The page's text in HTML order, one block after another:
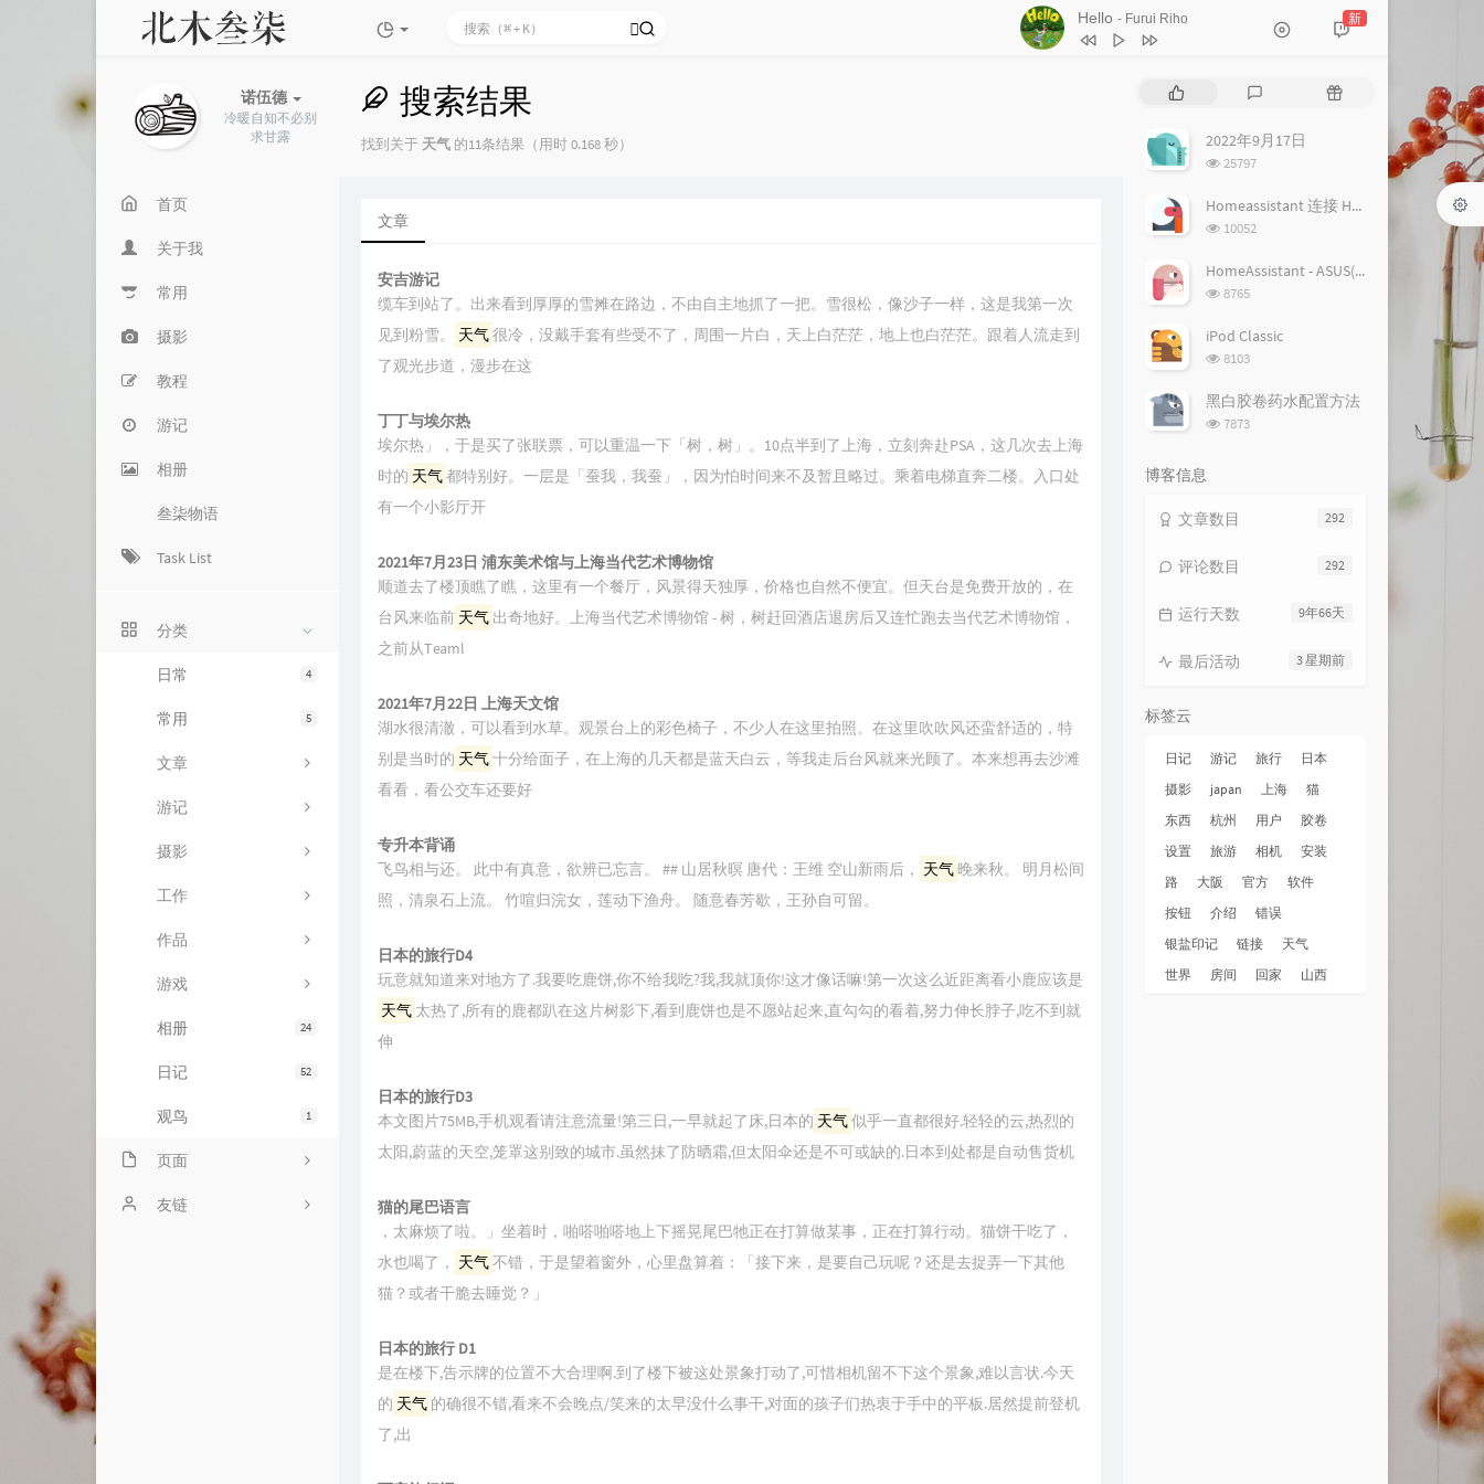
Hello - Furui Riho 新
诺伍德
冷暖自知不必别
求甘露
首页
关于我
常用
摄影
教程
游记
相册
叁柒物语
Task List
分类
4
日常
5
常用
文章
游记
摄影
工作
作品
游戏
24
相册
52
日记
1
观鸟
页面
ABOUT
友链
搜索结果
找到关于 天气 的11条结果（用时 0.168 秒）
文章
安吉游记
缆车到站了。出来看到厚厚的雪摊在路边，不由自主地抓了一把。雪很松，像沙子一样，这是我第一次
见到粉雪。
天气很冷，没戴手套有些受不了，周围一片白，天上白茫茫，地上也白茫茫。跟着人流走到
了观光步道，漫步在这
丁丁与埃尔热
埃尔热」，于是买了张联票，可以重温一下「树，树」。10点半到了上海，立刻奔赴PSA，这几次去上海
时的 天气都特别好。一层是「蚕我，我蚕」，因为怕时间来不及暂且略过。乘着电梯直奔二楼。入口处
有一个小影厅开
2021年7月23日 浦东美术馆与上海当代艺术博物馆
顺道去了楼顶瞧了瞧，这里有一个餐厅，风景得天独厚，价格也自然不便宜。但天台是免费开放的，在
台风来临前 天气 出奇地好。上海当代艺术博物馆 - 树，树赶回酒店退房后又连忙跑去当代艺术博物馆，
之前从Teaml
2021年7月22日 上海天文馆
湖水很清澈，可以看到水草。观景台上的彩色椅子，不少人在这里拍照。在这里吹吹风还蛮舒适的，特
别是当时的 天气十分给面子，在上海的几天都是蓝天白云，等我走后台风就来光顾了。本来想再去沙滩
看看，看公交车还要好
专升本背诵
飞鸟相与还。 此中有真意，欲辨已忘言。 ## 山居秋暝 唐代：王维 空山新雨后， 天气晚来秋。 明月松间
照，清泉石上流。 竹喧归浣女，莲动下渔舟。 随意春芳歇，王孙自可留。
日本的旅行D4
玩意就知道来对地方了.我要吃鹿饼,你不给我吃?我,我就顶你!这才像话嘛!第一次这么近距离看小鹿应该是
天气 太热了,所有的鹿都趴在这片树影下,看到鹿饼也是不愿站起来,直勾勾的看着,努力伸长脖子,吃不到就
伸
日本的旅行D3
本文图片75MB,手机观看请注意流量!第三日,一早就起了床,日本的 天气似乎一直都很好.轻轻的云,热烈的
太阳,蔚蓝的天空,笼罩这别致的城市.虽然抹了防晒霜,但太阳伞还是不可或缺的.日本到处都是自动售货机
猫的尾巴语言
，太麻烦了啦。」坐着时，啪嗒啪嗒地上下摇晃尾巴牠正在打算做某事，正在打算行动。猫饼干吃了，
水也喝了， 天气不错，于是望着窗外，心里盘算着：「接下来，是要自己玩呢？还是去捉弄一下其他
猫？或者干脆去睡觉？」
日本的旅行 D1
是在楼下,告示牌的位置不大合理啊.到了楼下被这处景象打动了,可惜相机留不下这个景象,难以言状.今天
的 天气 的确很不错,看来不会晚点/笑来的太早没什么事干,对面的孩子们热衷于手中的平板.居然提前登机
了,出
章
评
随
2022年9月17日
浏
次
25797
Homeassistant 连接 Homekit 方法
浏
次
10052
HomeAssistant - ASUS(梅林) 路由追踪设置
浏
次
8765
iPod Classic
浏
次
数:
8103
黑白胶卷药水配置方法
浏
7873
博客信息
292
文章数目
292
评论数目
9年66天
运行天数
3 星期前
最后活动
标签云
日记 游记 旅行
日本
摄影
japan 上海
猫
东西
杭州 用户
胶卷
设置
旅游 相机
安装
路
大阪 官方
软件
按钮
介绍
错误
银盐印记
链接
天气
世界
房间 回家 山西